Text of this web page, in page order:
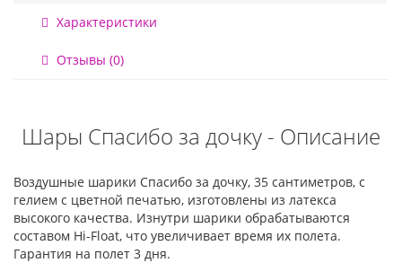
Характеристики
Отзывы (0)
Шары Спасибо за дочку - Описание
Воздушные шарики Спасибо за дочку, 35 сантиметров, с
гелием с цветной печатью, изготовлены из латекса
высокого качества. Изнутри шарики обрабатываются
составом Hi-Float, что увеличивает время их полета.
Гарантия на полет 3 дня.